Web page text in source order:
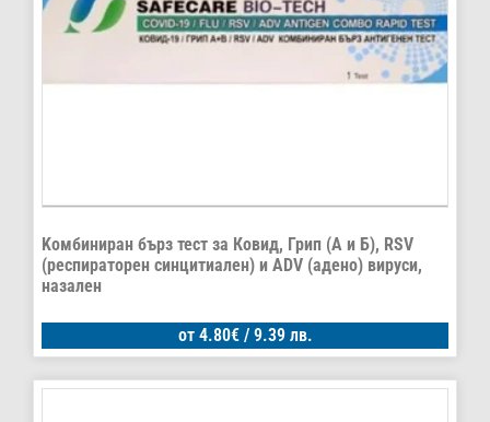
Kомбиниран бърз тест за Ковид, Грип (А и Б), RSV
(респираторен синцитиален) и ADV (aдено) вируси,
назален
от 4.80€/ 9.39 лв.